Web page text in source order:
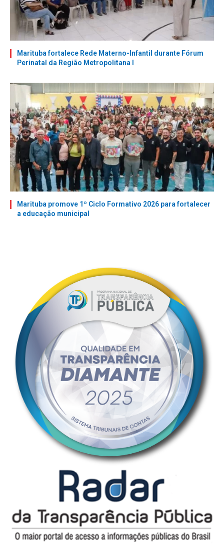
Marituba fortalece Rede Materno-Infantil durante Fórum
Perinatal da Região Metropolitana I
Marituba promove 1º Ciclo Formativo 2026 para fortalecer
a educação municipal